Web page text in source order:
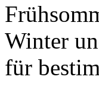
Winter
für